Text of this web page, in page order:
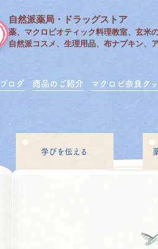
自然派薬局・ドラッグストア
薬、マクロビオティック料理教室、玄米
自然派コスメ、生理用品、布ナプキン、
ブログ 商品のご紹介 マクロビ奈良ク
学びを伝える